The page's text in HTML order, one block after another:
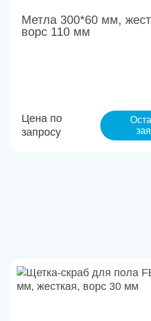
Метла 300*60 мм,
ворс 110 мм
Цена по
запросу